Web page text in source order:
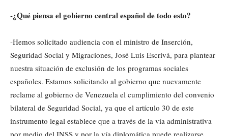
-¿Qué piensa el gobierno central español de todo esto?
-Hemos solicitado audiencia con el ministro de Inserción,
Seguridad Social y Migraciones, José Luis Escrivá, para plantear
nuestra situación de exclusión de los programas sociales
españoles. Estamos solicitando al gobierno que nuevamente
reclame al gobierno de Venezuela el cumplimiento del convenio
bilateral de Seguridad Social, ya que el artículo 30 de este
instrumento legal establece que a través de la vía administrativa
por medio del INSS y por la vía diplomática puede realizarse